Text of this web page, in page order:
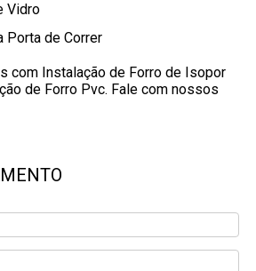
Vidro
Porta de Correr
com Instalação de Forro de Isopor
de Forro Pvc. Fale com nossos